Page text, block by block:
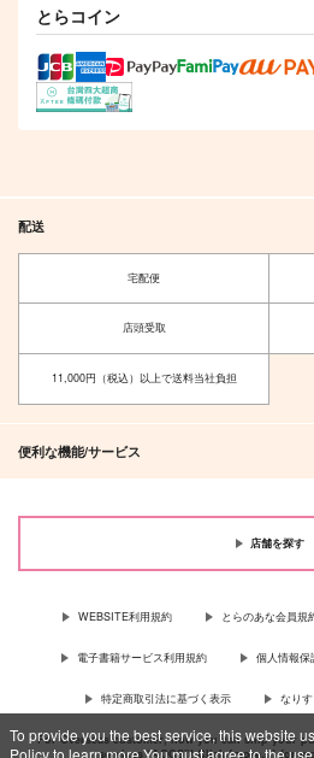
To provide you the best service, this website
Policy to learn more.You must agree to the
とらコイン
配送
宅配便
店頭受取
11,000円（税込）以上で送料当社負担
便利な機能/サービス
店舗を探す
WEBSITE利用規約 とらのあな会員規
電子書籍サービス利用規約 個人情報保
特定商取引法に基づく表示 なり
For Overseas customer, now you can ship your
services “AOCS”! Click {more…} for